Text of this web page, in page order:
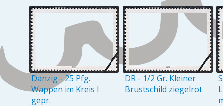
Danzig - 25 Pfg.
Wappen im Kreis I
gepr.
DR - 1/2 Gr. Kleiner
Brustschild ziegelrot